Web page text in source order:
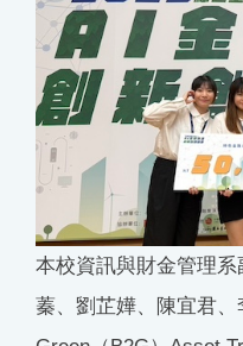
本校資訊與財金管理
蓁、劉芷嬅、陳宜君